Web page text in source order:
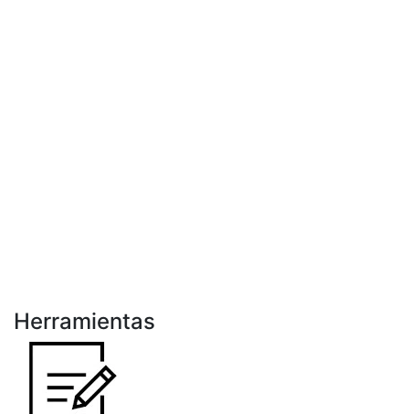
Herramientas